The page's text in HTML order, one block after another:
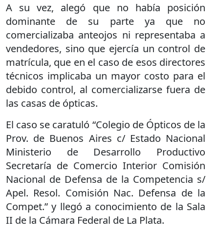
A su vez, alegó que no había posición
dominante de su parte ya que no
comercializaba anteojos ni representaba a
vendedores, sino que ejercía un control de
matrícula, que en el caso de esos directores
técnicos implicaba un mayor costo para el
debido control, al comercializarse fuera de
las casas de ópticas.
El caso se caratuló “Colegio de Ópticos de la
Prov. de Buenos Aires c/ Estado Nacional
Ministerio de Desarrollo Productivo
Secretaría de Comercio Interior Comisión
Nacional de Defensa de la Competencia s/
Apel. Resol. Comisión Nac. Defensa de la
Compet.” y llegó a conocimiento de la Sala
II de la Cámara Federal de La Plata.